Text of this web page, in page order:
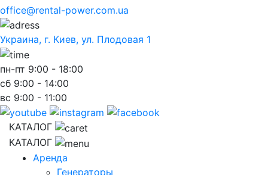
office@rental-power.com.ua
Украина, г. Киев, ул. Плодовая 1
пн-пт 9:00 - 18:00
сб 9:00 - 14:00
вс 9:00 - 11:00
КАТАЛОГ
КАТАЛОГ
Аренда
Генераторы